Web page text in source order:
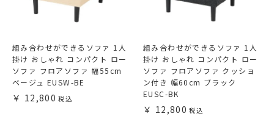
組み合わせができるソファ 1人
掛け おしゃれ コンパクト ロー
ソファ フロアソファ 幅55cm
ベージュ EUSW-BE
12,800
組み合わせができるソファ 1人
掛け おしゃれ コンパクト ロー
ソファ フロアソファ クッショ
ン付き 幅60cm ブラック
EUSC-BK
12,800